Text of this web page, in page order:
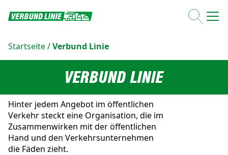
Startseite/Verbund Linie
VERBUND LINIE
Hinter jedem Angebot im öffentlichen
Verkehr steckt eine Organisation, die im
Zusammenwirken mit der öffentlichen
Hand und den Verkehrsunternehmen
die Fäden zieht.